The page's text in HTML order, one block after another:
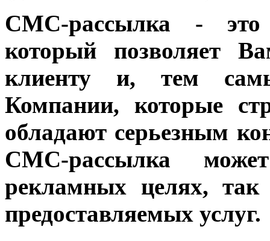
СМС-рассылка - это
который позволяет
клиенту и, тем
Компании, которые
обладают серьезным
СМС-рассылка
рекламных целях,
предоставляемых услуг.